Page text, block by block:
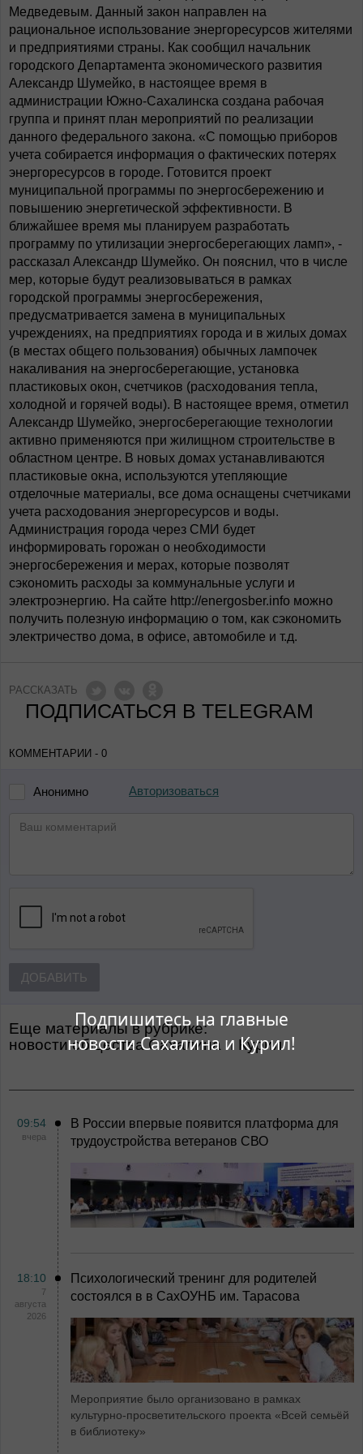
Подпишитесь на главные
новости Сахалина и Курил!
Медведевым. Данный закон направлен на
рациональное использование энергоресурсов жителями
и предприятиями страны. Как сообщил начальник
городского Департамента экономического развития
Александр Шумейко, в настоящее время в
администрации Южно-Сахалинска создана рабочая
группа и принят план мероприятий по реализации
данного федерального закона. «С помощью приборов
учета собирается информация о фактических потерях
энергоресурсов в городе. Готовится проект
муниципальной программы по энергосбережению и
повышению энергетической эффективности. В
ближайшее время мы планируем разработать
программу по утилизации энергосберегающих ламп», -
рассказал Александр Шумейко. Он пояснил, что в числе
мер, которые будут реализовываться в рамках
городской программы энергосбережения,
предусматривается замена в муниципальных
учреждениях, на предприятиях города и в жилых домах
(в местах общего пользования) обычных лампочек
накаливания на энергосберегающие, установка
пластиковых окон, счетчиков (расходования тепла,
холодной и горячей воды). В настоящее время, отметил
Александр Шумейко, энергосберегающие технологии
активно применяются при жилищном строительстве в
областном центре. В новых домах устанавливаются
пластиковые окна, используются утепляющие
отделочные материалы, все дома оснащены счетчиками
учета расходования энергоресурсов и воды.
Администрация города через СМИ будет
информировать горожан о необходимости
энергосбережения и мерах, которые позволят
сэкономить расходы за коммунальные услуги и
электроэнергию. На сайте http://energosber.info можно
получить полезную информацию о том, как сэкономить
электричество дома, в офисе, автомобиле и т.д.
РАССКАЗАТЬ
ПОДПИСАТЬСЯ В TELEGRAM
КОММЕНТАРИИ - 0
Анонимно Авторизоваться
ДОБАВИТЬ
Еще материалы в рубрике:
Новости общества Сахалина и Курил
09:54
вчера
В России впервые появится платформа для
трудоустройства ветеранов СВО
18:10
7
августа
2026
Психологический тренинг для родителей
состоялся в в СахОУНБ им. Тарасова
Мероприятие было организовано в рамках
культурно-просветительского проекта «Всей семьёй
в библиотеку»